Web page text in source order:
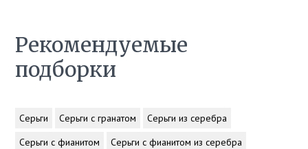
Рекомендуемые
подборки
Серьги Серьги с гранатом
Серьги из серебра
Серьги с фианитом
Серьги с фианитом из серебра